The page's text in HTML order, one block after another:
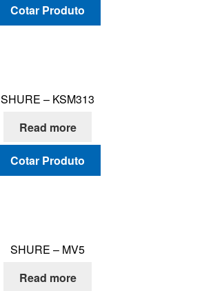
Cotar Produto
SHURE – KSM313
Read more
Cotar Produto
SHURE – MV5
Read more